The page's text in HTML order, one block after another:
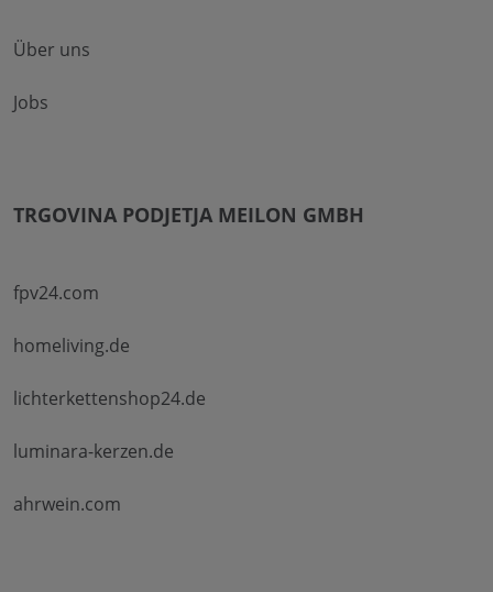
Über uns
Jobs
TRGOVINA PODJETJA MEILON GMBH
fpv24.com
homeliving.de
lichterkettenshop24.de
luminara-kerzen.de
ahrwein.com